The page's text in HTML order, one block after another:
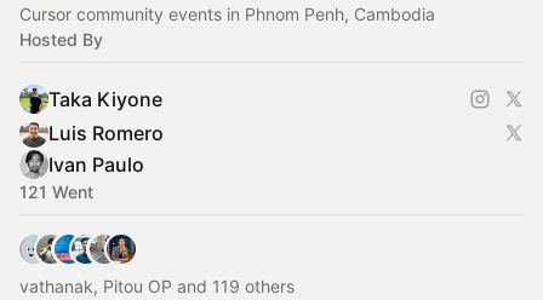
Cursor community events in Phnom Penh, Cambodia
Hosted By
Taka Kiyone
Luis Romero
Ivan Paulo
121 Went
vathanak, Pitou OP and 119 others